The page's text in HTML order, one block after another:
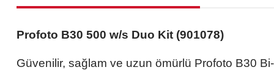
Profoto B30 500 w/s Duo Kit (901078)
Güvenilir, sağlam ve uzun ömürlü Profoto B30